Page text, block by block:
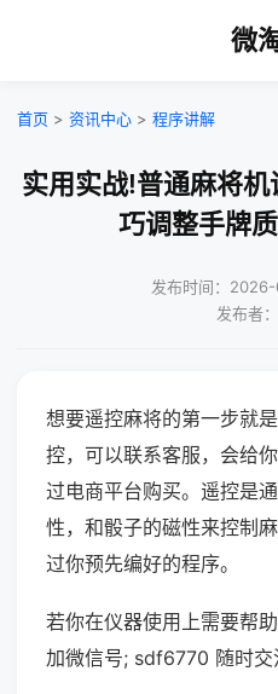
微
首页 > 资讯中心 > 程序讲解
实用实战!普通麻将
巧调整手牌
发布时间：
发布者
想要遥控麻将的第一步就
控，可以联系客服，会给
过电商平台购买。遥控是
性，和骰子的磁性来控制
过你预先编好的程序。
若你在仪器使用上需要帮
加微信号; sdf6770 随时交